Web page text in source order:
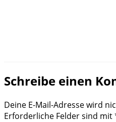
Schreibe einen
Deine E-Mail-Adresse wird
Erforderliche Felder sind mit